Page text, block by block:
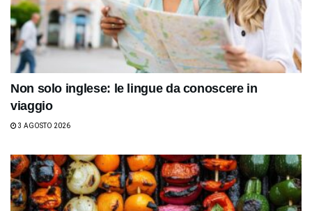
Non solo inglese: le lingue da conoscere in
viaggio
3 AGOSTO 2026